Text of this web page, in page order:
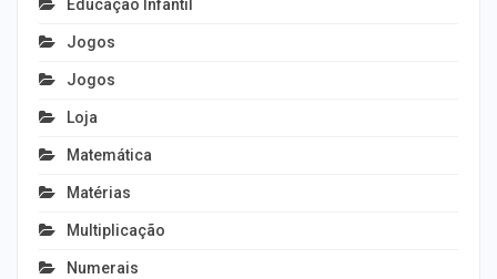
Educação Infantil
Jogos
Jogos
Loja
Matemática
Matérias
Multiplicação
Numerais